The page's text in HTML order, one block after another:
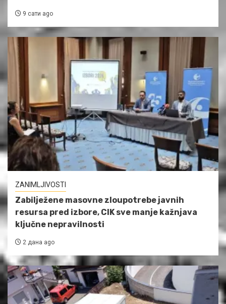
9 сати ago
ZANIMLJIVOSTI
Zabilježene masovne zloupotrebe javnih
resursa pred izbore, CIK sve manje kažnjava
ključne nepravilnosti
2 дана ago